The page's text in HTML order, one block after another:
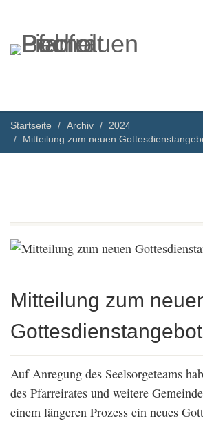
Startseite Archiv
2024
Mitteilung zum neuen
Mitteilung zum
Gottesdienstangebot
Auf Anregung des Seelsorgeteams
des Pfarreirates und weitere
einem längeren Prozess ein neues